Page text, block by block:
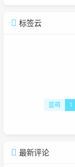
标签云
蓝萌 1
最新评论